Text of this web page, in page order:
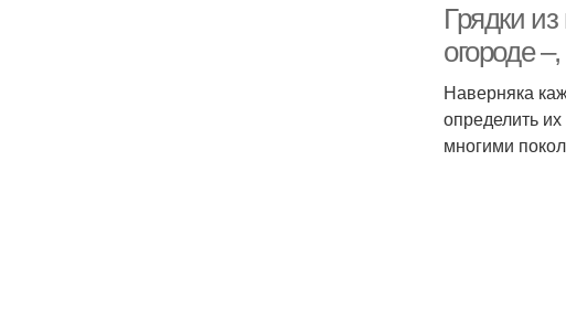
Грядки
огороде
Наверняка
определить
многими